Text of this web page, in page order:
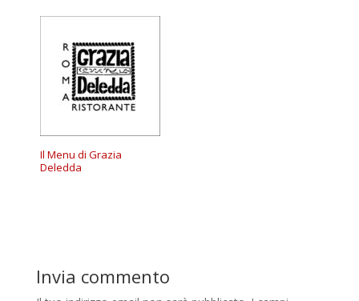
Il Menu di Grazia
Deledda
Invia commento